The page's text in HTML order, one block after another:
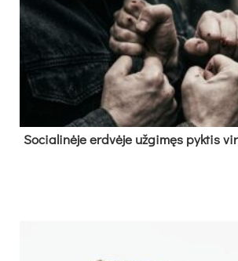
So­cia­li­nė­je erd­vė­je už­gi­męs pyk­tis